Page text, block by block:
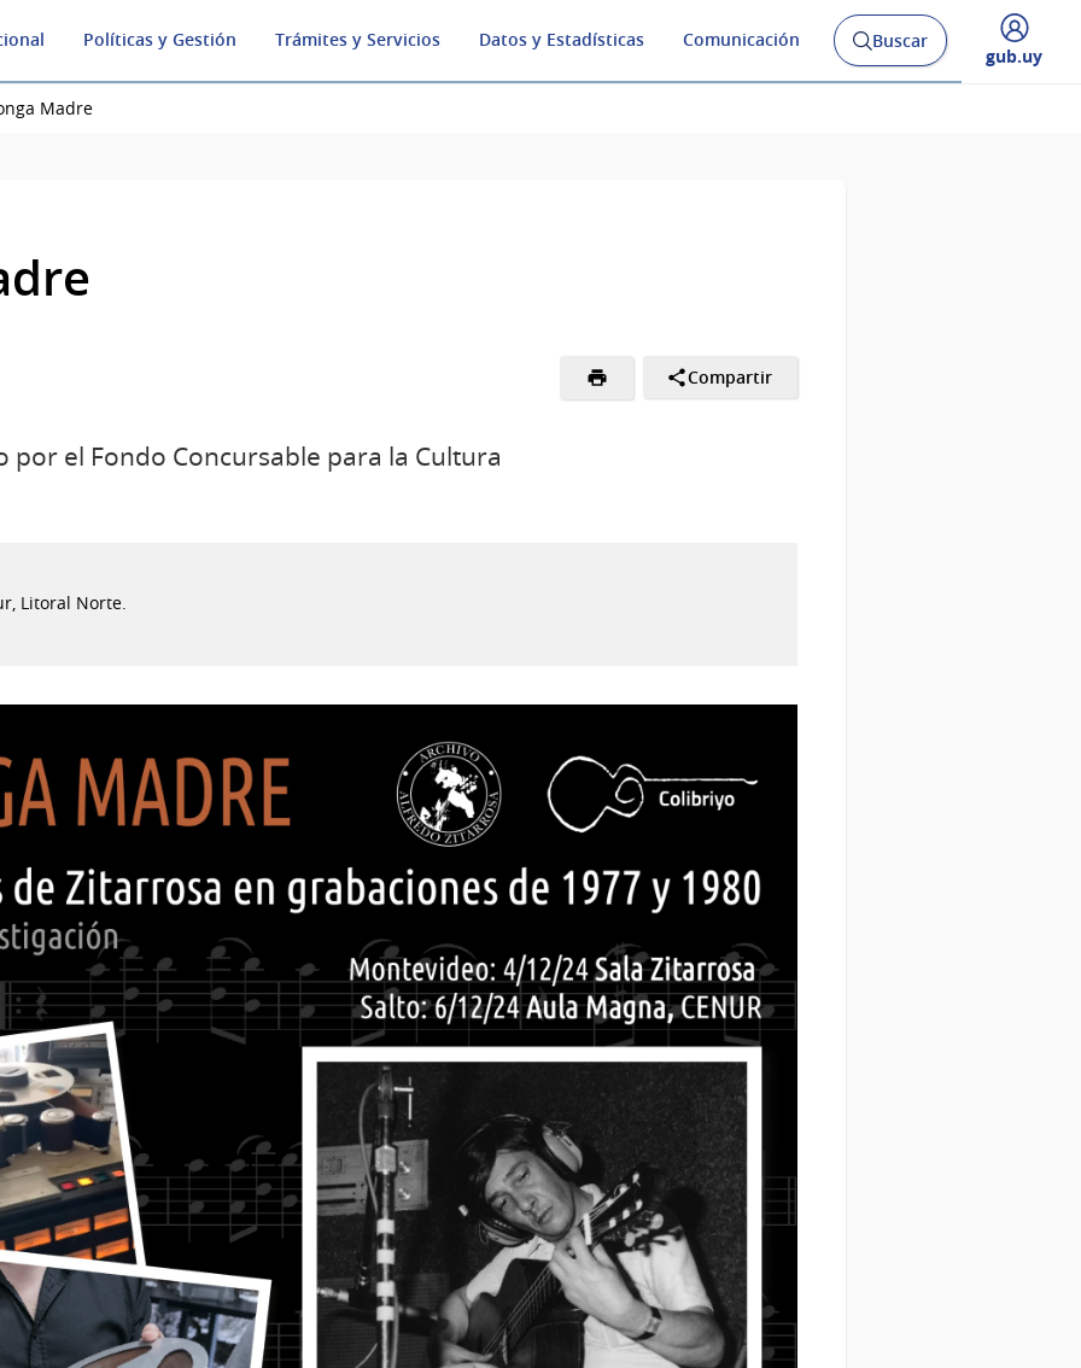
Políticas y Gestión Trámites y Servicios Datos y Estadísticas Comunicación
Abrir
buscador
Buscar
Desplegar
gub.uy
Madre
Compartir
por el Fondo Concursable para la Cultura
Litoral Norte.